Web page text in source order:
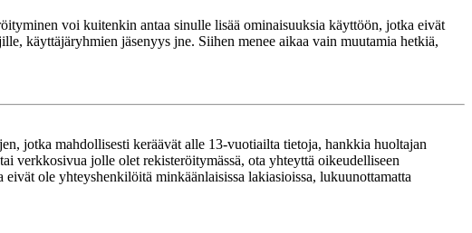
voi kuitenkin antaa sinulle lisää ominaisuuksia käyttöön, jotka eivät
käyttäjäryhmien jäsenyys jne. Siihen menee aikaa vain muutamia hetkiä,
jotka mahdollisesti keräävät alle 13-vuotiailta tietoja, hankkia huoltajan
verkkosivua jolle olet rekisteröitymässä, ota yhteyttä oikeudelliseen
ole yhteyshenkilöitä minkäänlaisissa lakiasioissa, lukuunottamatta